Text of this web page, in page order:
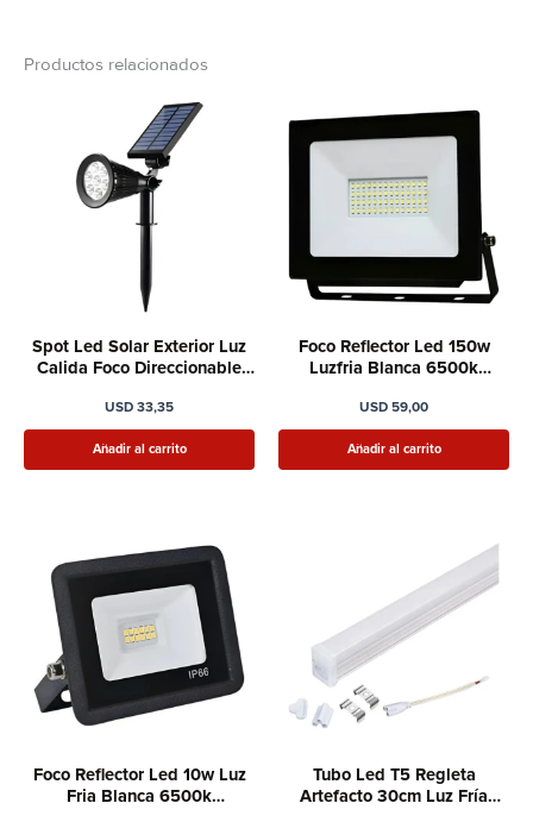
Productos relacionados
Spot Led Solar Exterior Luz
Calida Foco Direccionable
USD 33,35
Añadir al carrito
Foco Reflector Led 150w
Luzfria Blanca 6500k
USD 59,00
Añadir al carrito
Foco Reflector Led 10w Luz
Fria Blanca 6500k
Tubo Led T5 Regleta
Artefacto 30cm Luz Fría